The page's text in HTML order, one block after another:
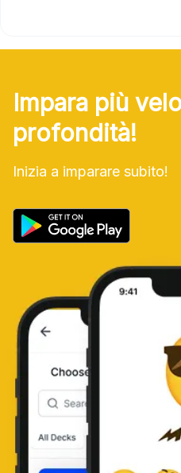
Impara più
profondità!
Inizia a imparare subito!